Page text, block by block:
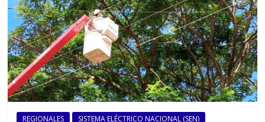
REGIONALES SISTEMA ELÉCTRICO NACIONAL (SEN)